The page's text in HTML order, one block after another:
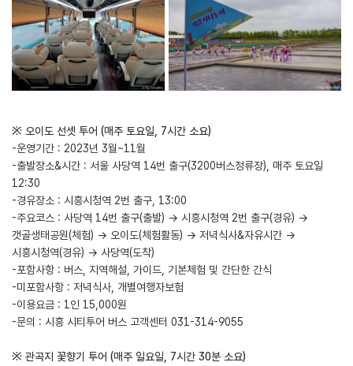
※ 오이도 선셋 투어 (매주 토요일, 7시간 소요)
-운영기간 : 2023년 3월~11월
-출발장소&시간 : 서울 사당역 14번 출구(3200버스정류장), 매주 토요일
12:30
-경유장소 : 시흥시청역 2번 출구, 13:00
-주요코스 : 사당역 14번 출구(출발) → 시흥시청역 2번 출구(경유) →
갯골생태공원(체험) → 오이도(체험활동) → 저녁식사&자유시간 →
시흥시청역(경유) → 사당역(도착)
-포함사항 : 버스, 지역해설, 가이드, 기본체험 및 간단한 간식
-미포함사항 : 저녁식사, 개별여행자보험
-이용요금 : 1인 15,000원
-문의 : 시흥 시티투어 버스 고객센터 031-314-9055
※ 관곡지 꽃향기 투어 (매주 일요일, 7시간 30분 소요)